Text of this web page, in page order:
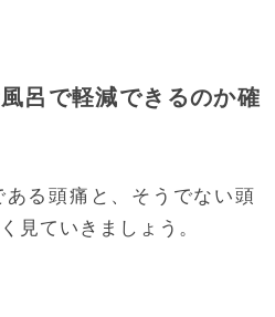
呂で軽減できるのか確
る頭痛と、そうでない頭
見ていきましょう。